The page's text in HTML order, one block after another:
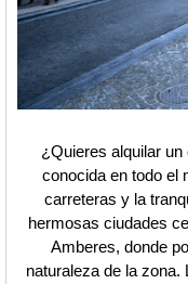
¿Quieres alquilar
conocida en todo el
carreteras y la
hermosas ciudades
Amberes, donde
naturaleza de la zona.